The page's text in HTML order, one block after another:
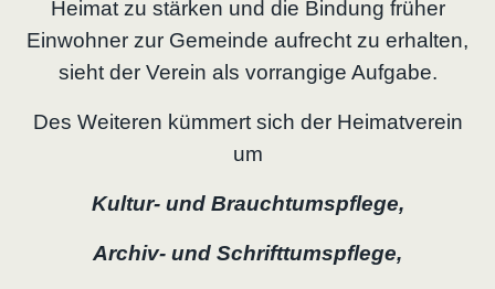
Heimat zu stärken und die Bindung früher
Einwohner zur Gemeinde aufrecht zu erhalten,
sieht der Verein als vorrangige Aufgabe.
Des Weiteren kümmert sich der Heimatverein
um
Kultur- und Brauchtumspflege,
Archiv- und Schrifttumspflege,